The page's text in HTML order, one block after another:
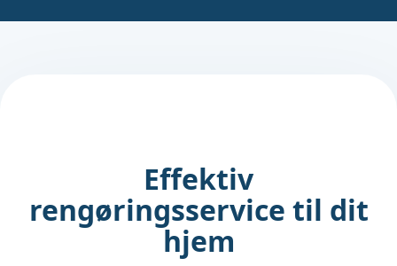
Effektiv
rengøringsservice til dit
hjem